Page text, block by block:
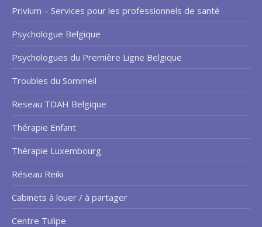
Privium – Services pour les professionnels de santé
Psychologue Belgique
Psychologues du Première Ligne Belgique
Troubles du Sommeil
Reseau TDAH Belgique
Thérapie Enfant
Thérapie Luxembourg
Réseau Reiki
Cabinets à louer / à partager
Centre Tulipe